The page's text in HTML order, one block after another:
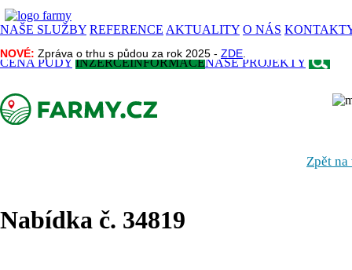
NAŠE SLUŽBY REFERENCE AKTUALITY O NÁS
NOVÉ: Zpráva o trhu s půdou za rok 2025 - ZDE
CENA PŮDY INZERCEINFORMACENAŠE PROJEKTY
NOVÉ: Zpráva o trhu s půdou za rok 2025 - ZDE
Zpět
Nabídka č. 34819